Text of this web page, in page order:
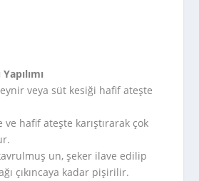
veya süt kesiği hafif ateşte
hafif ateşte karıştırarak çok
un, şeker ilave edilip
çıkıncaya kadar pişirilir.